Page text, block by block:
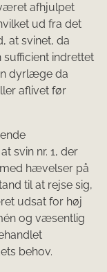
afhjulpet
ud fra det
at svinet, da
indrettet
dyrlæge da
aflivet før
svin nr. 1, der
hævelser på
til at rejse sig,
udsat for høj
og væsentlig
behov.